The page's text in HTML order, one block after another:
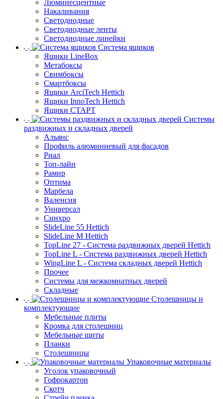
Люминесцентные
Накаливания
Светодиодные
Светодиодные ленты
Светодиодные линейки
Система ящиков
Ящики LineBox
Метабоксы
Свимбоксы
Смартбоксы
Ящики ArciTech Hettich
Ящики InnoTech Hettich
Ящики СТАРТ
Системы
раздвижных и складных дверей
Альянс
Профиль алюминиевый для фасадов
Риал
Топ-лайн
Рамир
Оптима
Марбела
Валенсия
Универсал
Синхро
SlideLine 55 Hettich
SlideLine M Hettich
TopLine 27 - Система раздвижных дверей Hettich
TopLine L - Система раздвижных дверей Hettich
WingLine L - Система складных дверей Hettich
Прочее
Системы для межкомнатных дверей
Складные
Столешницы и
комплектующие
Мебельные плиты
Кромка для столешниц
Мебельные щиты
Планки
Столешницы
Упаковочные материалы
Уголок упаковочный
Гофрокартон
Скотч